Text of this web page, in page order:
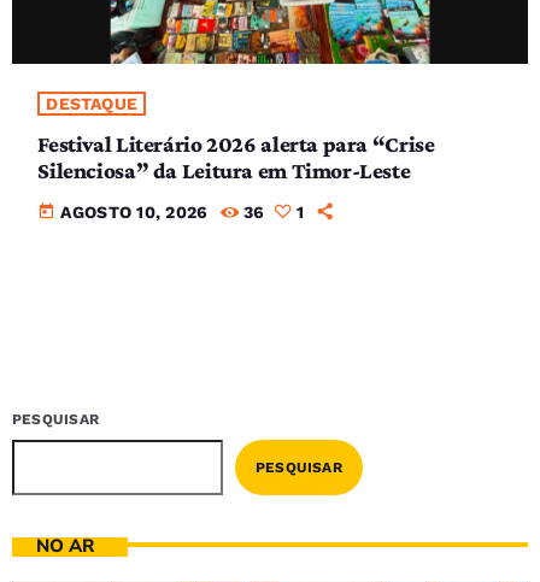
DESTAQUE
Festival Literário 2026 alerta para “Crise
Silenciosa” da Leitura em Timor-Leste
today AGOSTO 10, 2026 36 1
PESQUISAR
PESQUISAR
NO AR